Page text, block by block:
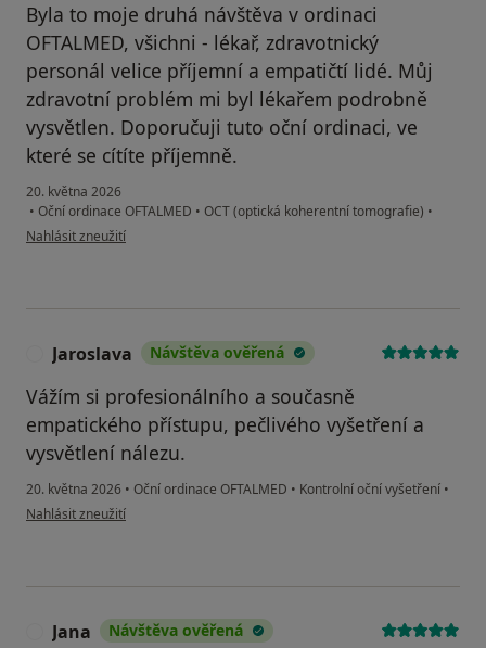
Byla to moje druhá návštěva v ordinaci
OFTALMED, všichni - lékař, zdravotnický
personál velice příjemní a empatičtí lidé. Můj
zdravotní problém mi byl lékařem podrobně
vysvětlen. Doporučuji tuto oční ordinaci, ve
které se cítíte příjemně.
20. května 2026
• Oční ordinace OFTALMED • OCT (optická koherentní tomografie) •
podle názoru uživatele Ivana
Nahlásit zneužití
Jaroslava Návštěva ověřená
Vážím si profesionálního a současně
empatického přístupu, pečlivého vyšetření a
vysvětlení nálezu.
20. května 2026 • Oční ordinace OFTALMED • Kontrolní oční vyšetření •
podle názoru uživatele Jaroslava
Nahlásit zneužití
Jana Návštěva ověřená